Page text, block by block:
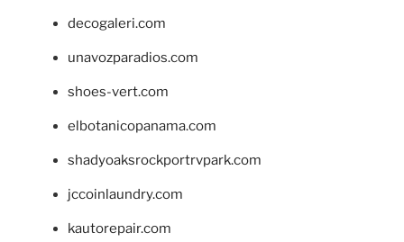
decogaleri.com
unavozparadios.com
shoes-vert.com
elbotanicopanama.com
shadyoaksrockportrvpark.com
jccoinlaundry.com
kautorepair.com